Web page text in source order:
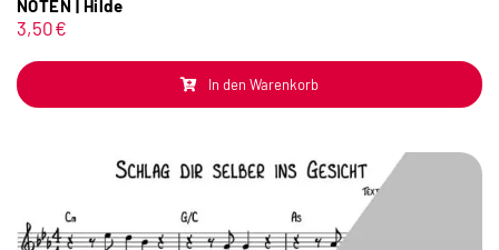
NOTEN | Hilde
3,50€
In den Warenkorb